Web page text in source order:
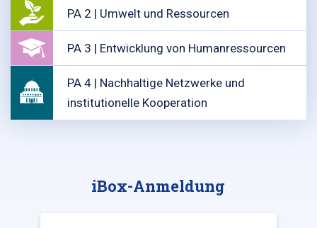
PA 2 | Umwelt und Ressourcen
PA 3 | Entwicklung von Humanressourcen
PA 4 | Nachhaltige Netzwerke und
institutionelle Kooperation
iBox-Anmeldung